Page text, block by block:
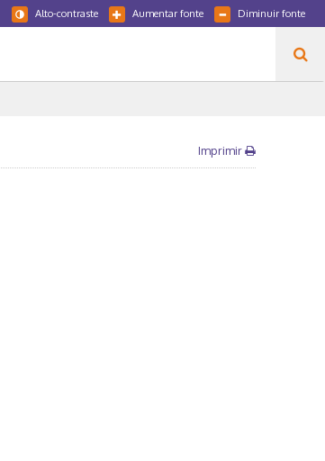
Diminuir fonte
Aumentar fonte
Alto-contraste
Imprimir